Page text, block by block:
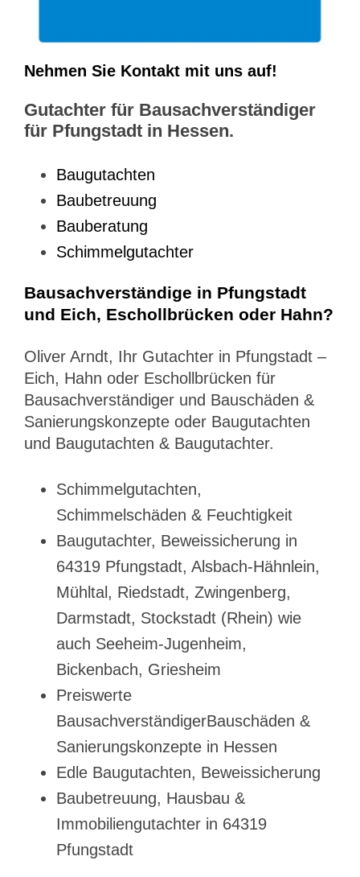
Nehmen Sie Kontakt mit uns auf!
Gutachter für Bausachverständiger
für Pfungstadt in Hessen.
Baugutachten
Baubetreuung
Bauberatung
Schimmelgutachter
Bausachverständige in Pfungstadt
und Eich, Eschollbrücken oder Hahn?
Oliver Arndt, Ihr Gutachter in Pfungstadt –
Eich, Hahn oder Eschollbrücken für
Bausachverständiger und Bauschäden &
Sanierungskonzepte oder Baugutachten
und Baugutachten & Baugutachter.
Schimmelgutachten,
Schimmelschäden & Feuchtigkeit
Baugutachter, Beweissicherung in
64319 Pfungstadt, Alsbach-Hähnlein,
Mühltal, Riedstadt, Zwingenberg,
Darmstadt, Stockstadt (Rhein) wie
auch Seeheim-Jugenheim,
Bickenbach, Griesheim
Preiswerte
BausachverständigerBauschäden &
Sanierungskonzepte in Hessen
Edle Baugutachten, Beweissicherung
Baubetreuung, Hausbau &
Immobiliengutachter in 64319
Pfungstadt